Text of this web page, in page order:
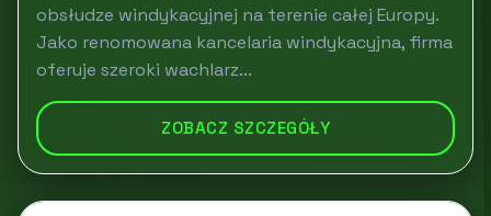
obsłudze windykacyjnej na terenie całej Europy.
Jako renomowana kancelaria windykacyjna, firma
oferuje szeroki wachlarz...
ZOBACZ SZCZEGÓŁY